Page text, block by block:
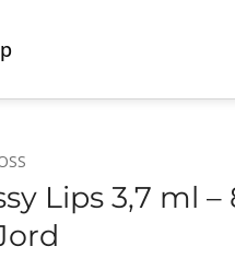
Lips 3,7 ml –